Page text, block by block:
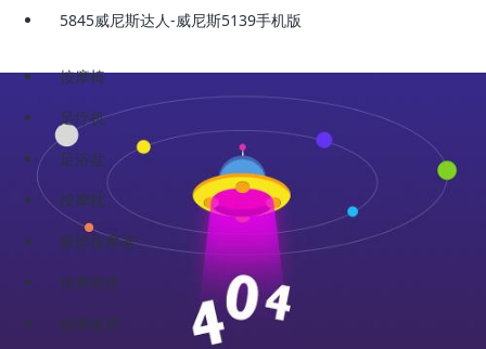
5845威尼斯达人-威尼斯5139手机版
按摩椅
足疗机
足浴盆
按摩枕
眼部按摩器
按摩靠垫
按摩披肩